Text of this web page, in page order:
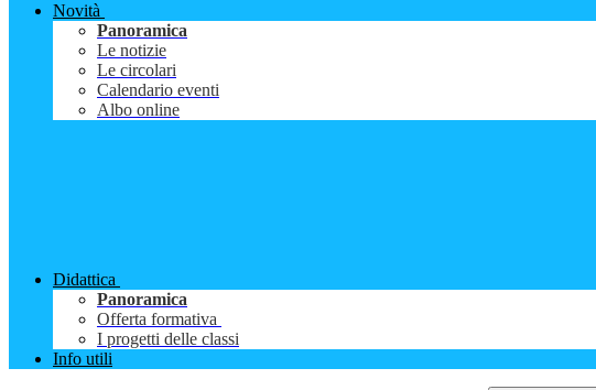
Novità
Panoramica
Le notizie
Le circolari
Calendario eventi
Albo online
Didattica
Panoramica
Offerta formativa
I progetti delle classi
Info utili